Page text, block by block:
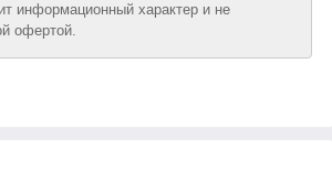
информационный характер и не
офертой.